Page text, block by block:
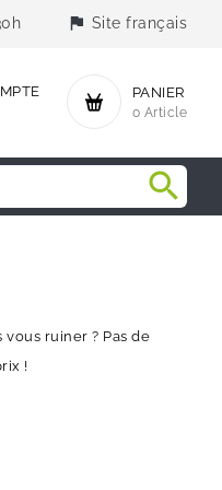
flag Site français
PANIER
0 Article
vous ruiner ? Pas de
!